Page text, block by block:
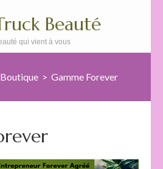
Beauté
qui vient à vous
Boutique > Gamme Forever